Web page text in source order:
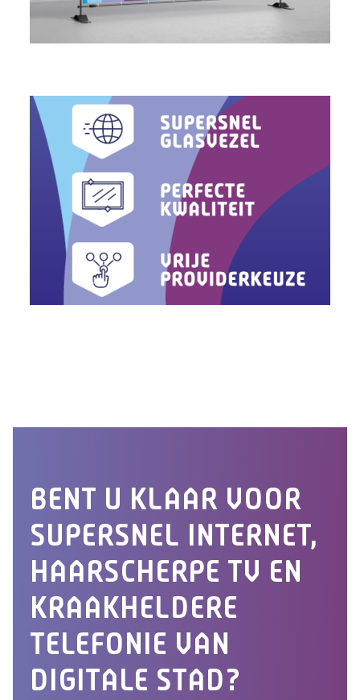
BENT U KLAAR VOOR
SUPERSNEL INTERNET,
HAARSCHERPE TV EN
KRAAKHELDERE
TELEFONIE VAN
DIGITALE STAD?